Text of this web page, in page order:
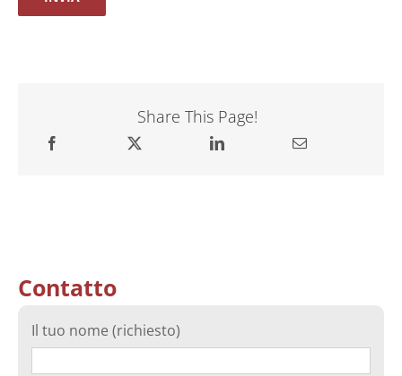
Share This Page!
Contatto
Il tuo nome (richiesto)